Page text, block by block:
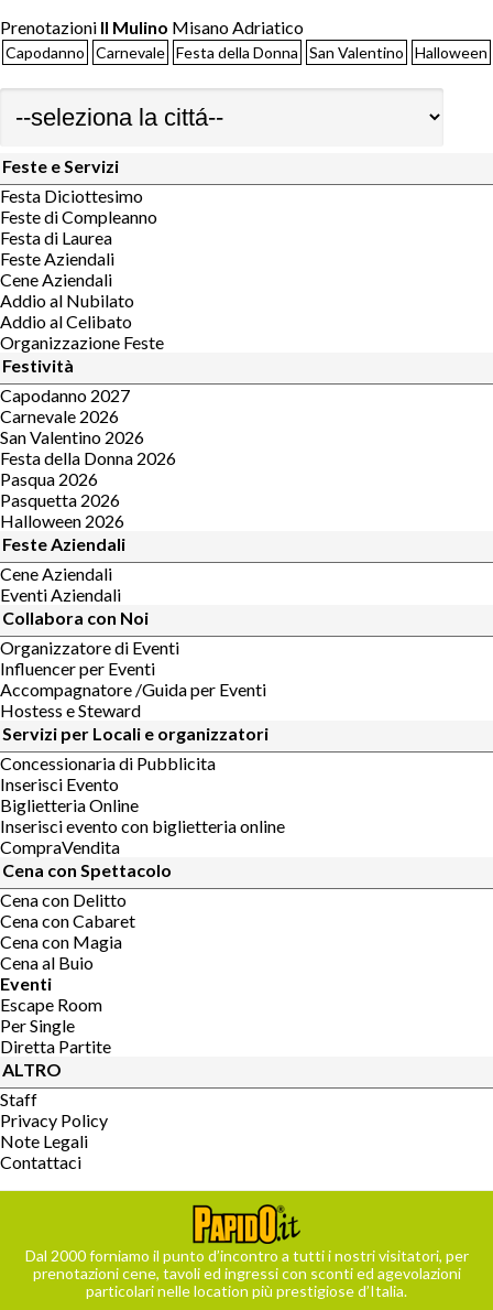
Prenotazioni Il Mulino Misano Adriatico
Capodanno Carnevale Festa della Donna San Valentino Halloween
Feste e Servizi
Festa Diciottesimo
Feste di Compleanno
Festa di Laurea
Feste Aziendali
Cene Aziendali
Addio al Nubilato
Addio al Celibato
Organizzazione Feste
Festività
Capodanno 2027
Carnevale 2026
San Valentino 2026
Festa della Donna 2026
Pasqua 2026
Pasquetta 2026
Halloween 2026
Feste Aziendali
Cene Aziendali
Eventi Aziendali
Collabora con Noi
Organizzatore di Eventi
Influencer per Eventi
Accompagnatore /Guida per Eventi
Hostess e Steward
Servizi per Locali e organizzatori
Concessionaria di Pubblicita
Inserisci Evento
Biglietteria Online
Inserisci evento con biglietteria online
CompraVendita
Cena con Spettacolo
Cena con Delitto
Cena con Cabaret
Cena con Magia
Cena al Buio
Eventi
Escape Room
Per Single
Diretta Partite
ALTRO
Staff
Privacy Policy
Note Legali
Contattaci
Dal 2000 forniamo il punto d’incontro a tutti i nostri visitatori, per
prenotazioni cene, tavoli ed ingressi con sconti ed agevolazioni
particolari nelle location più prestigiose d’Italia.